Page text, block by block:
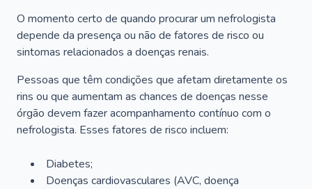
O momento certo de quando procurar um nefrologista
depende da presença ou não de fatores de risco ou
sintomas relacionados a doenças renais.
Pessoas que têm condições que afetam diretamente os
rins ou que aumentam as chances de doenças nesse
órgão devem fazer acompanhamento contínuo com o
nefrologista. Esses fatores de risco incluem:
Diabetes;
Doenças cardiovasculares (AVC, doença